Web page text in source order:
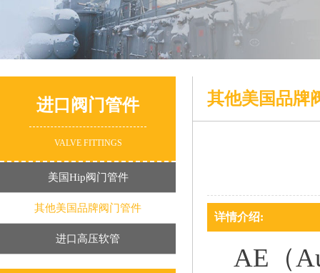
进口阀门管件
VALVE FITTINGS
美国Hip阀门管件
其他美国品牌阀门管件
进口高压软管
其他美国品牌
详情介绍:
AE（